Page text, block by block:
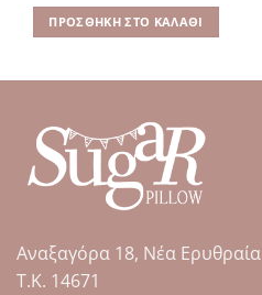
ΠΡΟΣΘΉΚΗ ΣΤΟ ΚΑΛΆΘΙ
Αναξαγόρα 18, Νέα Ερυθραία
Τ.Κ. 14671